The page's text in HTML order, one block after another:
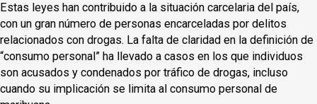
Estas leyes han contribuido a la situación carcelaria del país,
con un gran número de personas encarceladas por delitos
relacionados con drogas. La falta de claridad en la definición de
“consumo personal” ha llevado a casos en los que individuos
son acusados y condenados por tráfico de drogas, incluso
cuando su implicación se limita al consumo personal de